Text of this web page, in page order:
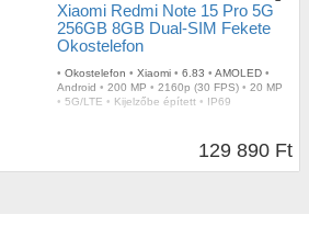
Xiaomi Redmi Note 15 Pro 5G
256GB 8GB Dual-SIM Fekete
Okostelefon
• Okostelefon • Xiaomi • 6.83 • AMOLED •
Android • 200 MP • 2160p (30 FPS) • 20 MP
• 5G/LTE • Kijelzőbe épített • IP69
129 890 Ft